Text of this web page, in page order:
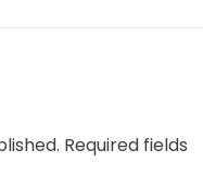
Required fields